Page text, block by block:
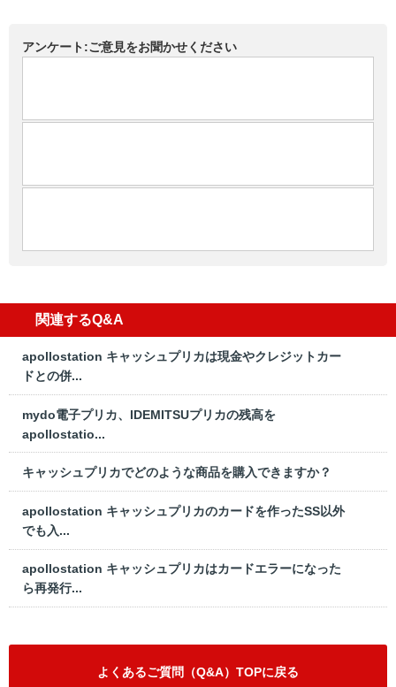
アンケート:ご意見をお聞かせください
関連するQ&A
apollostation キャッシュプリカは現金やクレジットカー
ドとの併...
mydo電子プリカ、IDEMITSUプリカの残高を
apollostatio...
キャッシュプリカでどのような商品を購入できますか？
apollostation キャッシュプリカのカードを作ったSS以外
でも入...
apollostation キャッシュプリカはカードエラーになった
ら再発行...
よくあるご質問（Q&A）TOPに戻る